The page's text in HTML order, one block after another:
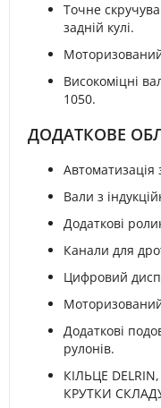
Точне
задній кулі.
Високоміцні
1050.
ДОДАТКОВЕ
Автоматизація
Вали з
Додаткові
Канали для
Цифровий
Додаткові
рулонів.
КІЛЬЦЕ
КРУТКИ